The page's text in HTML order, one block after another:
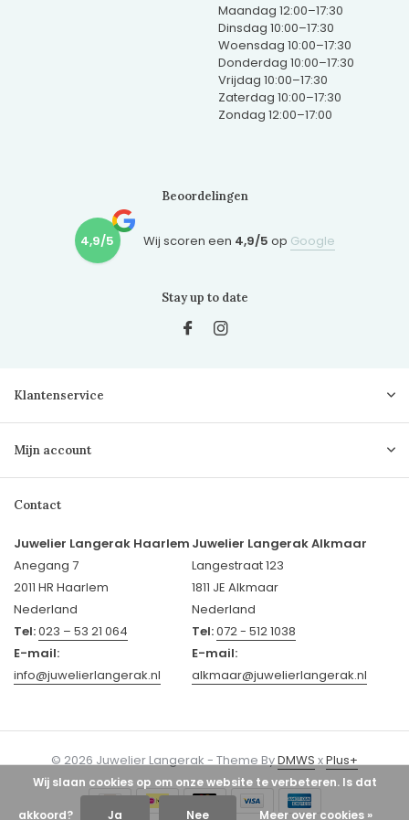
Maandag 12:00–17:30
Dinsdag 10:00–17:30
Woensdag 10:00–17:30
Donderdag 10:00–17:30
Vrijdag 10:00–17:30
Zaterdag 10:00–17:30
Zondag 12:00–17:00
Beoordelingen
4,9/5 Wij scoren een 4,9/5 op Google
Stay up to date
Klantenservice
Mijn account
Contact
Juwelier Langerak Haarlem
Anegang 7
2011 HR Haarlem
Nederland
Tel:023 – 53 21 064
E-mail:
info@juwelierlangerak.nl
Juwelier Langerak Alkmaar
Langestraat 123
1811 JE Alkmaar
Nederland
Tel:072 - 512 1038
E-mail:
alkmaar@juwelierlangerak.nl
© 2026 Juwelier Langerak - Theme ByDMWSxPlus+
Wij slaan cookies op om onze website te verbeteren. Is dat
akkoord? Ja Nee Meer over cookies »